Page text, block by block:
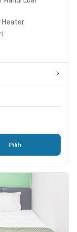
Heater
Pilih